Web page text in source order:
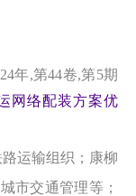
年,第44卷,第5期
网络配装方案优
运输组织；康柳
市交通管理等；